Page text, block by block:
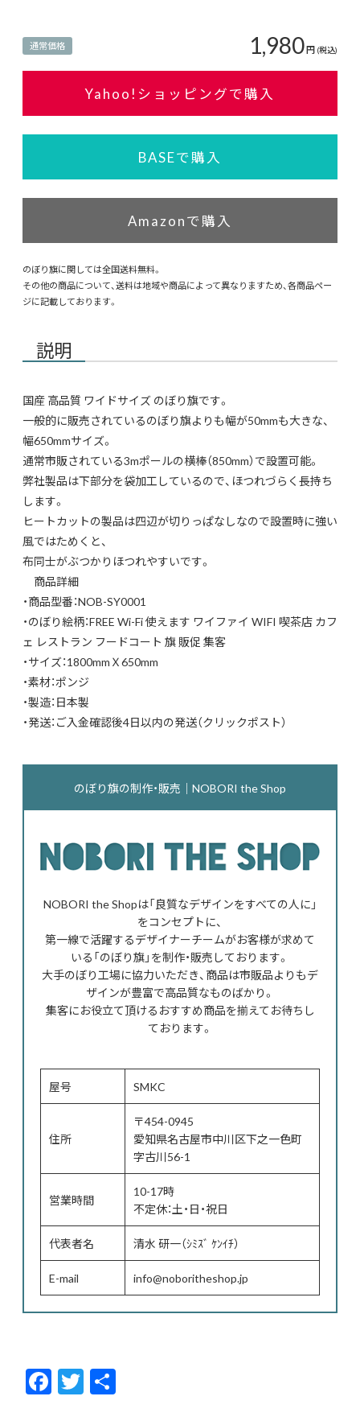
通常価格 1,980円 (税込)
Yahoo!ショッピングで購入
BASEで購入
Amazonで購入
のぼり旗に関しては全国送料無料。
その他の商品について、送料は地域や商品によって異なりますため、各商品ペー
ジに記載しております。
説明
国産 高品質 ワイドサイズ のぼり旗です。
一般的に販売されているのぼり旗よりも幅が50mmも大きな、
幅650mmサイズ。
通常市販されている3mポールの横棒（850mm）で設置可能。
弊社製品は下部分を袋加工しているので、ほつれづらく長持ち
します。
ヒートカットの製品は四辺が切りっぱなしなので設置時に強い
風ではためくと、
布同士がぶつかりほつれやすいです。
商品詳細
・商品型番：NOB-SY0001
・のぼり絵柄：FREE Wi-Fi 使えます ワイファイ WIFI 喫茶店 カフ
ェ レストラン フードコート 旗 販促 集客
・サイズ：1800mmＸ650mm
・素材：ポンジ
・製造：日本製
・発送：ご入金確認後4日以内の発送（クリックポスト）
のぼり旗の制作・販売｜NOBORI the Shop
NOBORI the Shopは「良質なデザインをすべての人に」
をコンセプトに、
第一線で活躍するデザイナーチームがお客様が求めて
いる「のぼり旗」を制作・販売しております。
大手のぼり工場に協力いただき、商品は市販品よりもデ
ザインが豊富で高品質なものばかり。
集客にお役立て頂けるおすすめ商品を揃えてお待ちし
ております。
屋号 SMKC
住所
〒454-0945
愛知県名古屋市中川区下之一色町
字古川56-1
営業時間
10-17時
不定休：土・日・祝日
代表者名 清水 研一（ｼﾐｽﾞ ｹﾝｲﾁ）
E-mail info@noboritheshop.jp
F
ac
T
w